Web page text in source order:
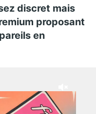
discret mais
proposant
en